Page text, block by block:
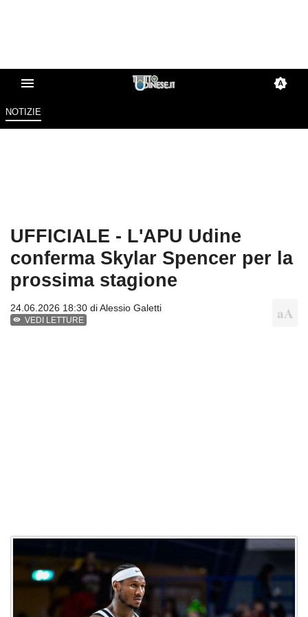
NOTIZIE
UFFICIALE - L'APU Udine
conferma Skylar Spencer per la
prossima stagione
24.06.2026 18:30 diAlessio Galetti
VEDI LETTURE